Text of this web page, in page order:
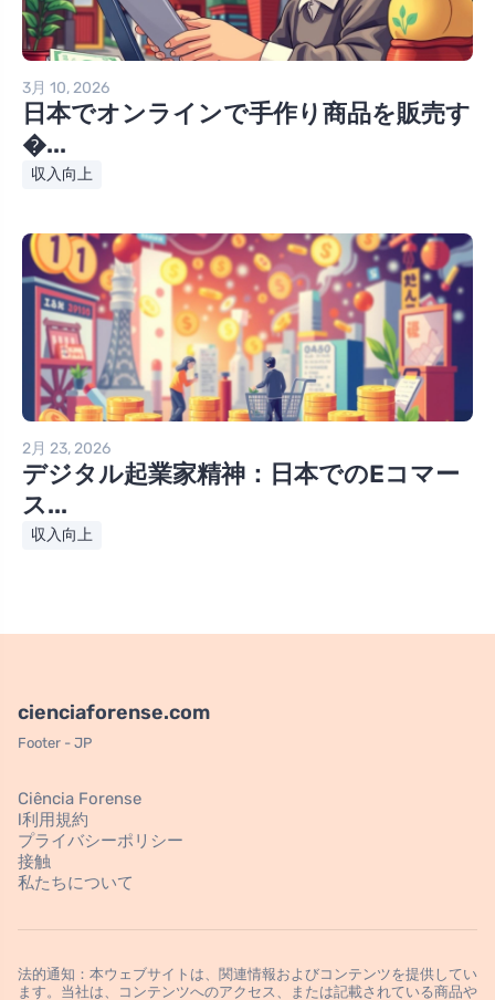
3月 10, 2026
日本でオンラインで手作り商品を販売す
�...
収入向上
2月 23, 2026
デジタル起業家精神：日本でのEコマー
ス...
収入向上
cienciaforense.com
Footer - JP
Ciência Forense
l利用規約
プライバシーポリシー
接触
私たちについて
法的通知：本ウェブサイトは、関連情報およびコンテンツを提供してい
ます。当社は、コンテンツへのアクセス、または記載されている商品や